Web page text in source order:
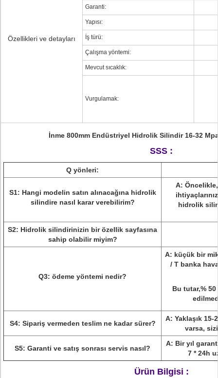
Özellikleri ve detayları
Garanti:
Yapısı:
İş türü:
Çalışma yöntemi:
Mevcut sıcaklık:
Vurgulamak:
İnme 800mm Endüstriyel Hidrolik Silindir 16-32 Mpa
SSS :
Q yönleri:
S1: Hangi modelin satın alınacağına hidrolik
silindire nasıl karar verebilirim?
A:
hidrolik
S2: Hidrolik silindirinizin bir özellik sayfasına
sahip olabilir miyim?
Q3: ödeme yöntemi nedir?
A: küçük bir
/ T banka
Bu tutar,%
S4: Sipariş vermeden teslim ne kadar sürer?
A: Yaklaşık
varsa,
S5: Garanti ve satış sonrası servis nasıl?
A: Bir yıl
7 * 24h
Ürün Bilgisi :